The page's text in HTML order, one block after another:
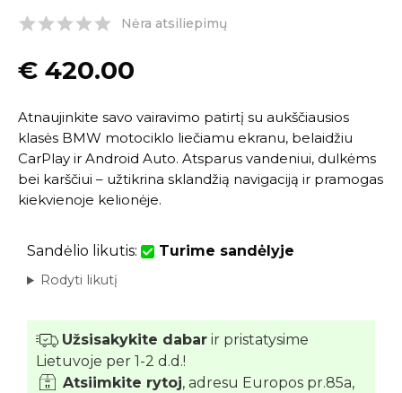
Nėra atsiliepimų
€ 420.00
Atnaujinkite savo vairavimo patirtį su aukščiausios
klasės BMW motociklo liečiamu ekranu, belaidžiu
CarPlay ir Android Auto. Atsparus vandeniui, dulkėms
bei karščiui – užtikrina sklandžią navigaciją ir pramogas
kiekvienoje kelionėje.
Sandėlio likutis: Turime sandėlyje
Rodyti likutį
Užsisakykite dabar ir pristatysime
Lietuvoje per 1-2 d.d.!
Atsiimkite rytoj, adresu Europos pr.85a,